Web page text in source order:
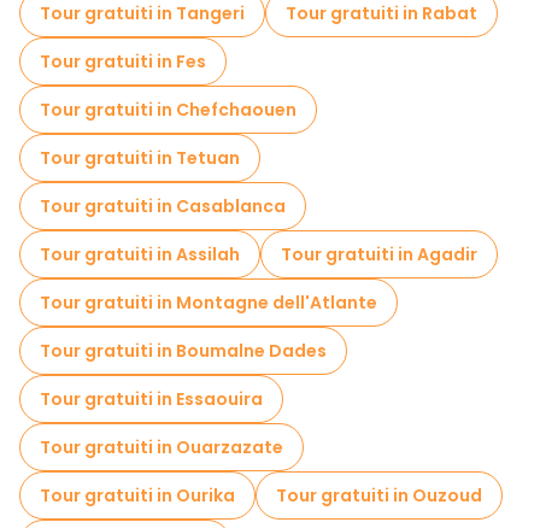
Tour gratuiti in Tangeri
Tour gratuiti in Rabat
Tour gratuiti in Fes
Tour gratuiti in Chefchaouen
Tour gratuiti in Tetuan
Tour gratuiti in Casablanca
Tour gratuiti in Assilah
Tour gratuiti in Agadir
Tour gratuiti in Montagne dell'Atlante
Tour gratuiti in Boumalne Dades
Tour gratuiti in Essaouira
Tour gratuiti in Ouarzazate
Tour gratuiti in Ourika
Tour gratuiti in Ouzoud